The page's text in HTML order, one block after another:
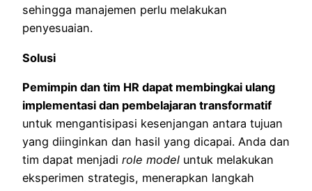
sehingga manajemen perlu melakukan
penyesuaian.
Solusi
Pemimpin dan tim HR dapat membingkai ulang
implementasi dan pembelajaran transformatif
untuk mengantisipasi kesenjangan antara tujuan
yang diinginkan dan hasil yang dicapai. Anda dan
tim dapat menjadi role model untuk melakukan
eksperimen strategis, menerapkan langkah